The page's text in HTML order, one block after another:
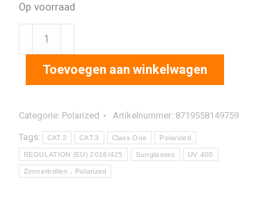
Op voorraad
aantal
Toevoegen aan winkelwagen
Categorie: Polarized Artikelnummer: 8719558149759
Tags: CAT.2 CAT.3 Class One Polarized
REGULATION (EU) 2016/425 Sunglasses UV 400
Zonnerbrillen，Polarized